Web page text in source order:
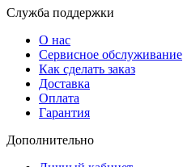
Служба поддержки
О нас
Сервисное обслуживание
Как сделать заказ
Доставка
Оплата
Гарантия
Дополнительно